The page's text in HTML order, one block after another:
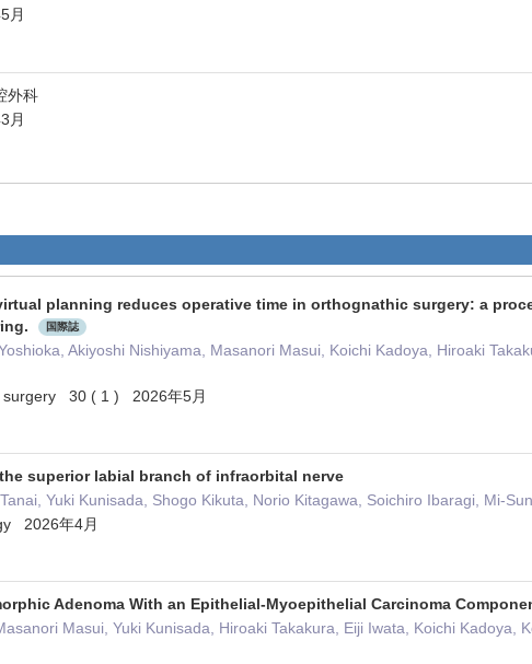
月
外科
月
planning reduces operative time in orthognathic surgery: a
国際誌
Akiyoshi Nishiyama, Masanori Masui, Koichi Kadoya, Hiroaki
surgery 30 ( 1 ) 2026年5月
superior labial branch of infraorbital nerve
Yuki Kunisada, Shogo Kikuta, Norio Kitagawa, Soichiro Ibaragi, Mi-
2026年4月
Adenoma With an Epithelial‐Myoepithelial Carcinoma
Masui, Yuki Kunisada, Hiroaki Takakura, Eiji Iwata, Koichi Kadoya,